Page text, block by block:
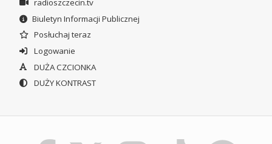
radioszczecin.tv
Biuletyn Informacji Publicznej
Posłuchaj teraz
Logowanie
DUŻA CZCIONKA
DUŻY KONTRAST